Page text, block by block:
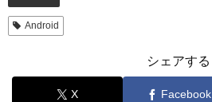
Android
シェアする
X Facebook